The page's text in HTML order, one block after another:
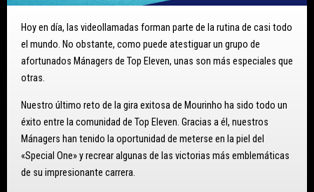
Hoy en día, las videollamadas forman parte de la rutina de casi todo
el mundo. No obstante, como puede atestiguar un grupo de
afortunados Mánagers de Top Eleven, unas son más especiales que
otras.
Nuestro último reto de la gira exitosa de Mourinho ha sido todo un
éxito entre la comunidad de Top Eleven. Gracias a él, nuestros
Mánagers han tenido la oportunidad de meterse en la piel del
«Special One» y recrear algunas de las victorias más emblemáticas
de su impresionante carrera.